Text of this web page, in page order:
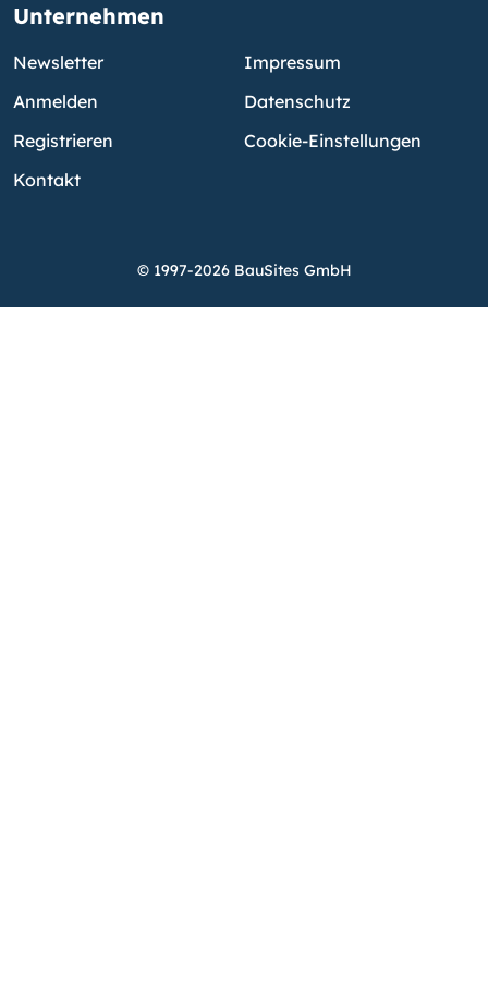
Unternehmen
Newsletter
Anmelden
Registrieren
Kontakt
Impressum
Datenschutz
Cookie-Einstellungen
© 1997-2026 BauSites GmbH